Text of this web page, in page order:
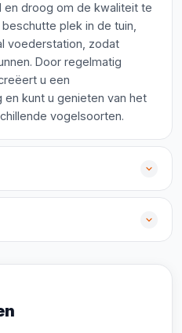
droog om de kwaliteit te
plek in de tuin,
voederstation, zodat
Door regelmatig
u een
kunt u genieten van het
vogelsoorten.